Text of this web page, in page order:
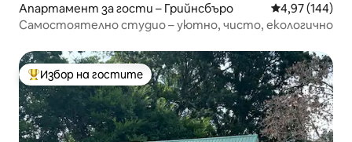
Апартамент за гости – Грийнсбъро Средна
4,97 (144)
Самостоятелно студио – уютно, чисто, екологично
Най-популярен избор на гостите
Избор на гостите